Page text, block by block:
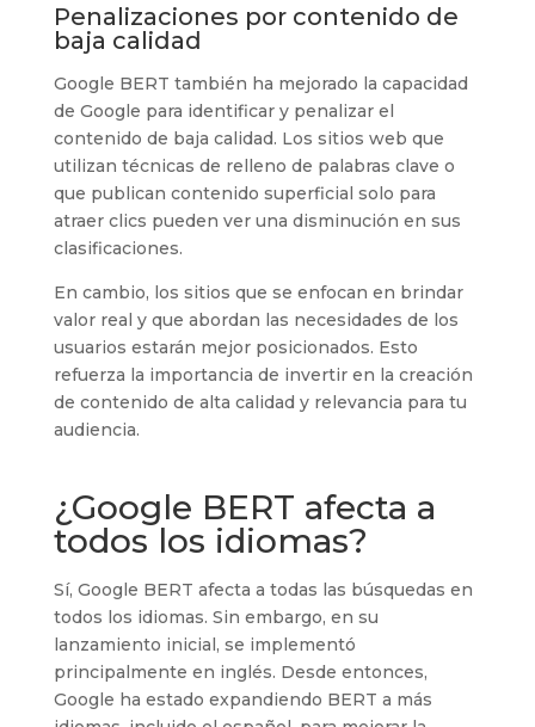
Penalizaciones por contenido de
baja calidad
Google BERT también ha mejorado la capacidad
de Google para identificar y penalizar el
contenido de baja calidad. Los sitios web que
utilizan técnicas de relleno de palabras clave o
que publican contenido superficial solo para
atraer clics pueden ver una disminución en sus
clasificaciones.
En cambio, los sitios que se enfocan en brindar
valor real y que abordan las necesidades de los
usuarios estarán mejor posicionados. Esto
refuerza la importancia de invertir en la creación
de contenido de alta calidad y relevancia para tu
audiencia.
¿Google BERT afecta a
todos los idiomas?
Sí, Google BERT afecta a todas las búsquedas en
todos los idiomas. Sin embargo, en su
lanzamiento inicial, se implementó
principalmente en inglés. Desde entonces,
Google ha estado expandiendo BERT a más